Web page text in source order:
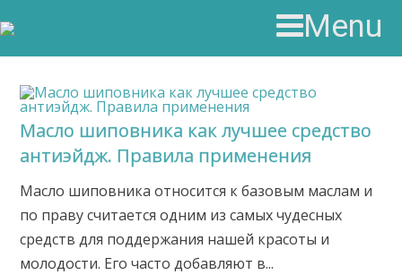
Menu
Масло шиповника как лучшее средство
антиэйдж. Правила применения
Масло шиповника относится к базовым маслам и
по праву считается одним из самых чудесных
средств для поддержания нашей красоты и
молодости. Его часто добавляют в...